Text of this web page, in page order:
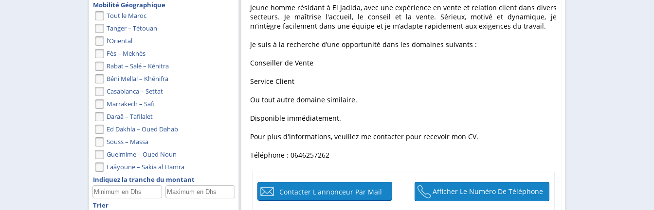
Mobilité Géographique
Tout le Maroc
Tanger – Tétouan
l’Oriental
Fès – Meknès
Rabat – Salé – Kénitra
Béni Mellal – Khénifra
Casablanca – Settat
Marrakech – Safi
Daraâ – Tafilalet
Ed Dakhla – Oued Dahab
Souss – Massa
Guelmime – Oued Noun
Laâyoune – Sakia al Hamra
Indiquez la tranche du montant
Trier
Jeune homme résidant à El Jadida, avec une expérience en vente et relation client dans divers
secteurs. Je maîtrise l'accueil, le conseil et la vente. Sérieux, motivé et dynamique, je
m’intègre facilement dans une équipe et je m’adapte rapidement aux exigences du travail.
Je suis à la recherche d’une opportunité dans les domaines suivants :
Conseiller de Vente
Service Client
Ou tout autre domaine similaire.
Disponible immédiatement.
Pour plus d'informations, veuillez me contacter pour recevoir mon CV.
Téléphone : 0646257262
Contacter L'annonceur Par Mail